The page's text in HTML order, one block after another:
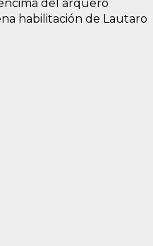
del arquero
habilitación de Lautaro